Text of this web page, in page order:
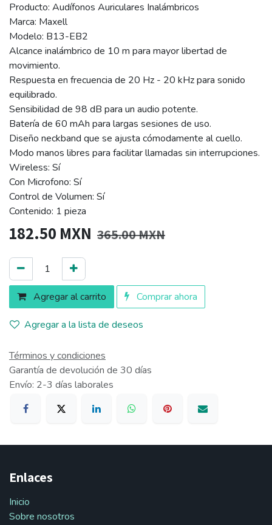
Producto: Audífonos Auriculares Inalámbricos
Marca: Maxell
Modelo: B13-EB2
Alcance inalámbrico de 10 m para mayor libertad de
movimiento.
Respuesta en frecuencia de 20 Hz - 20 kHz para sonido
equilibrado.
Sensibilidad de 98 dB para un audio potente.
Batería de 60 mAh para largas sesiones de uso.
Diseño neckband que se ajusta cómodamente al cuello.
Modo manos libres para facilitar llamadas sin interrupciones.
Wireless: Sí
Con Microfono: Sí
Control de Volumen: Sí
Contenido: 1 pieza
182.50 MXN 365.00MXN
Agregar al carrito Comprar ahora
Agregar a la lista de deseos
Términos y condiciones
Garantía de devolución de 30 días
Envío: 2-3 días laborales
Enlaces
Inicio
Sobre nosotros